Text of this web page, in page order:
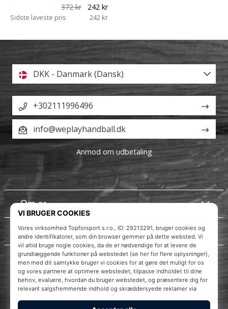
372 kr
242 kr
Sidste laveste pris 242 kr
WePlayHandball.dk
Om os
Kundeservice
DKK - Danmark (Dansk)
+302111996496
info@weplayhandball.dk
Anmod om udbetaling